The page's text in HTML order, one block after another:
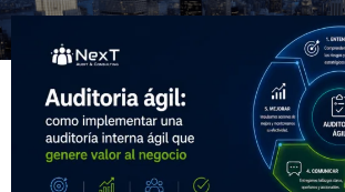
Saltar
contenido